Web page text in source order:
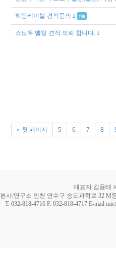
히팅케이블 견적문의 1 file
스노우 멜팅 견적 의뢰 합니다. 1
« 첫 페이지 5 6 7 8
대표자 김용태
본사/연구소 인천 연수구 송도과학로 32 M
T. 032-818-4716 F. 032-818-4717 E-mail